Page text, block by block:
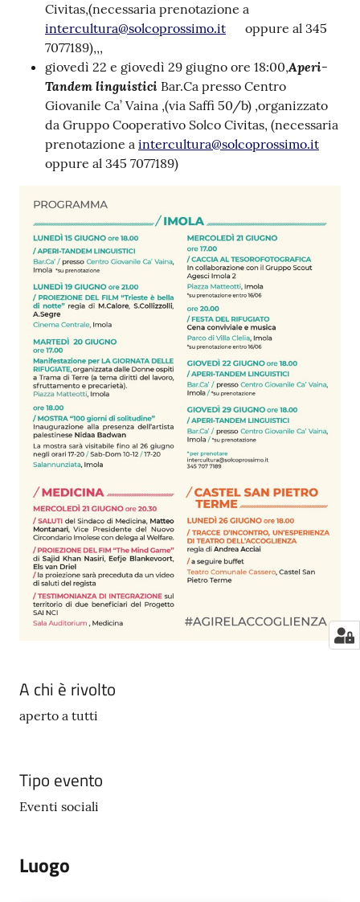
Civitas,(necessaria prenotazione a
intercultura@solcoprossimo.it
oppure al 345
7077189),,,
giovedì 22 e giovedì 29 giugno ore 18:00,Aperi-
Tandem linguistici Bar.Ca presso Centro
Giovanile Ca’ Vaina ,(via Saffi 50/b) ,organizzato
da Gruppo Cooperativo Solco Civitas, (necessaria
prenotazione a intercultura@solcoprossimo.it
oppure al 345 7077189)
A chi è rivolto
aperto a tutti
Tipo evento
Eventi sociali
Luogo